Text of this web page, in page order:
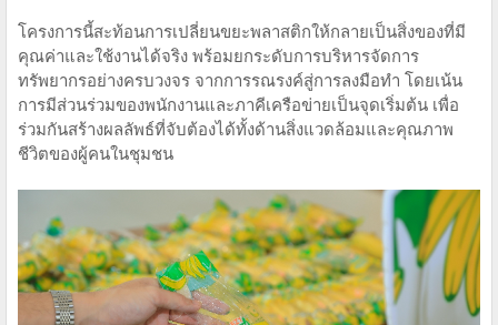
โครงการนี้สะท้อนการเปลี่ยนขยะพลาสติกให้กลายเป็นสิ่งของที่มี
คุณค่าและใช้งานได้จริง พร้อมยกระดับการบริหารจัดการ
ทรัพยากรอย่างครบวงจร จากการรณรงค์สู่การลงมือทำ โดยเน้น
การมีส่วนร่วมของพนักงานและภาคีเครือข่ายเป็นจุดเริ่มต้น เพื่อ
ร่วมกันสร้างผลลัพธ์ที่จับต้องได้ทั้งด้านสิ่งแวดล้อมและคุณภาพ
ชีวิตของผู้คนในชุมชน